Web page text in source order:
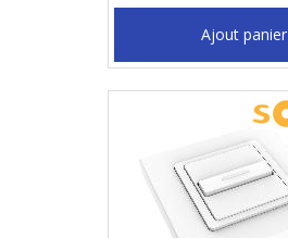
Ajout panier